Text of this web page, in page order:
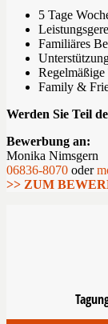
5 Tage
Familiäres
Family &
Werden Sie Teil
Bewerbung an:
Monika Nimsgern
06836-8070 oder
>> ZUM